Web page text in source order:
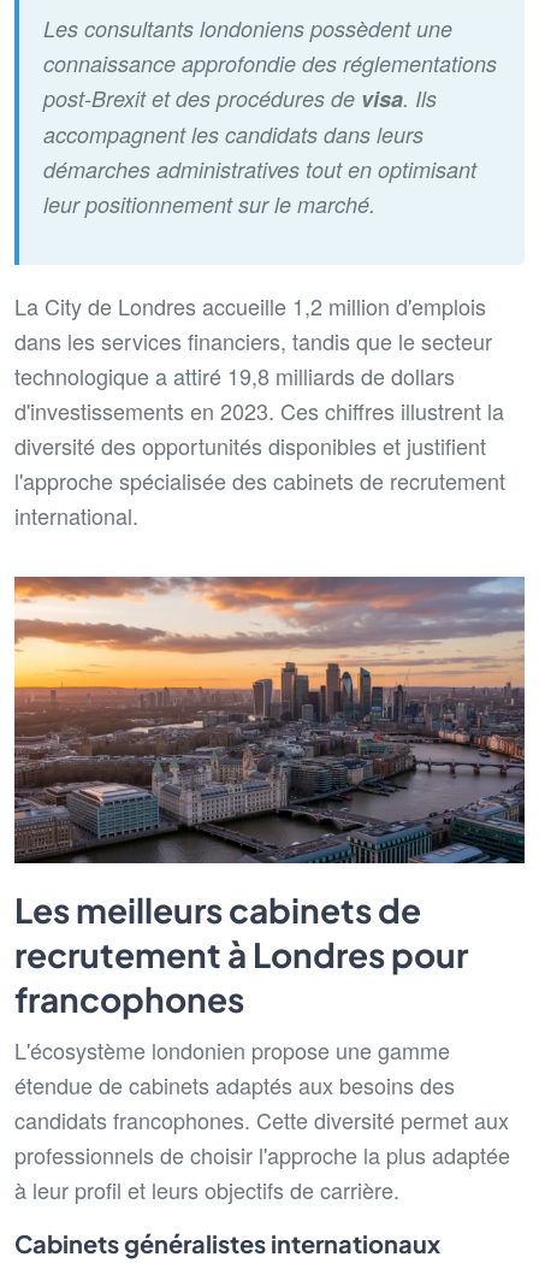
Les consultants londoniens possèdent une
connaissance approfondie des réglementations
post-Brexit et des procédures de visa. Ils
accompagnent les candidats dans leurs
démarches administratives tout en optimisant
leur positionnement sur le marché.
La City de Londres accueille 1,2 million d'emplois
dans les services financiers, tandis que le secteur
technologique a attiré 19,8 milliards de dollars
d'investissements en 2023. Ces chiffres illustrent la
diversité des opportunités disponibles et justifient
l'approche spécialisée des cabinets de recrutement
international.
Les meilleurs cabinets de
recrutement à Londres pour
francophones
L'écosystème londonien propose une gamme
étendue de cabinets adaptés aux besoins des
candidats francophones. Cette diversité permet aux
professionnels de choisir l'approche la plus adaptée
à leur profil et leurs objectifs de carrière.
Cabinets généralistes internationaux